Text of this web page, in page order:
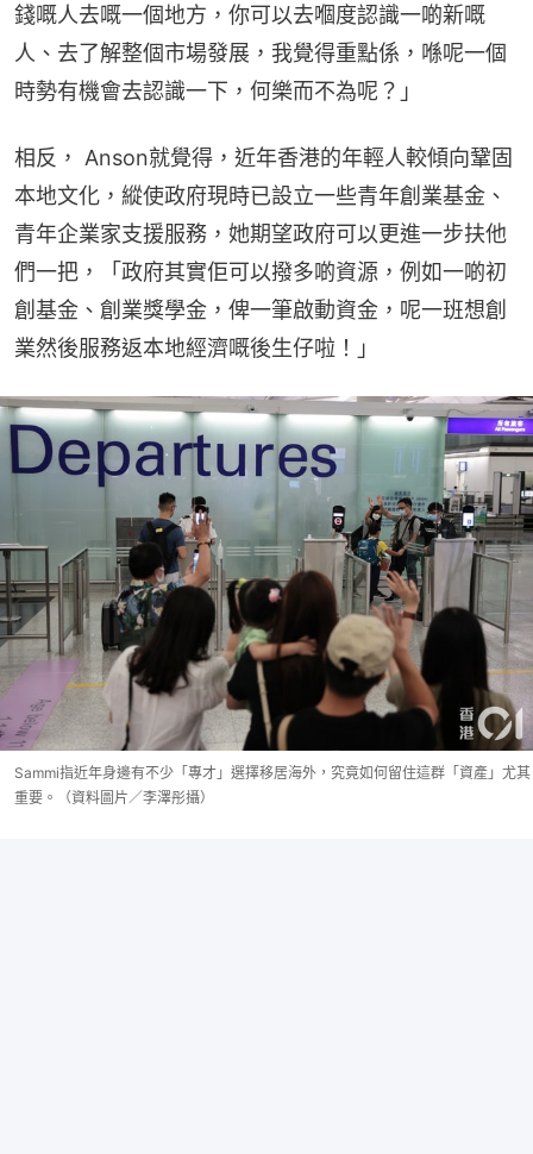
錢嘅人去嘅一個地方，你可以去嗰度認識一啲新嘅
人、去了解整個市場發展，我覺得重點係，喺呢一個
時勢有機會去認識一下，何樂而不為呢？」
相反， Anson就覺得，近年香港的年輕人較傾向鞏固
本地文化，縱使政府現時已設立一些青年創業基金、
青年企業家支援服務，她期望政府可以更進一步扶他
們一把，「政府其實佢可以撥多啲資源，例如一啲初
創基金、創業獎學金，俾一筆啟動資金，呢一班想創
業然後服務返本地經濟嘅後生仔啦！」
Sammi指近年身邊有不少「專才」選擇移居海外，究竟如何留住這群「資產」尤其
重要。（資料圖片／李澤彤攝）